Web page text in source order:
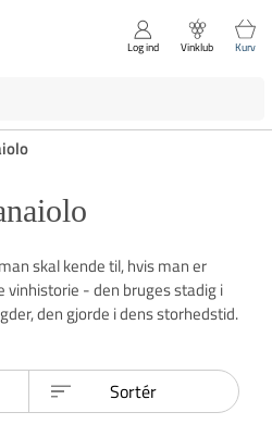
Luk
Log ind Vinklub Kurv
skal kende til, hvis man er
vinhistorie - den bruges stadig i
den gjorde i dens storhedstid.
Sortér